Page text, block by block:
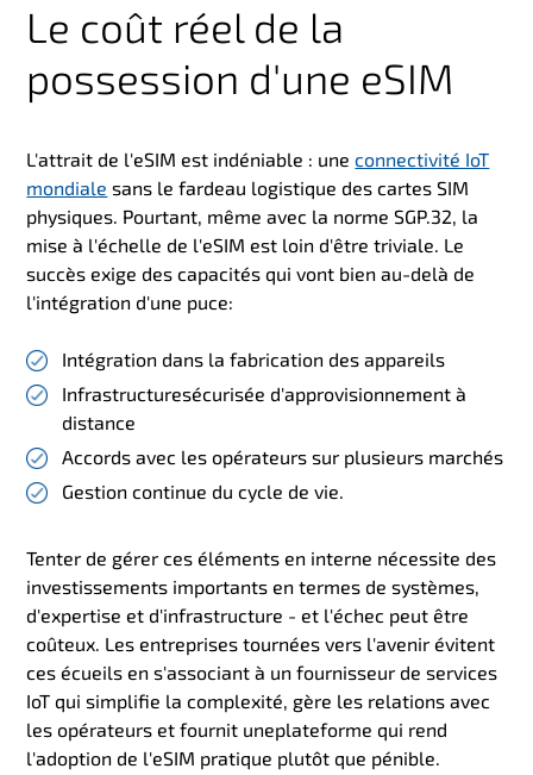
Le coût réel de la
possession d'une eSIM
L'attrait de l'eSIM est indéniable : uneconnectivité IoT
mondiale sans le fardeau logistique des cartes SIM
physiques. Pourtant, même avec la norme SGP.32, la
mise à l'échelle de l'eSIM est loin d'être triviale. Le
succès exige des capacités qui vont bien au-delà de
l'intégration d'une puce:
Intégration dans la fabrication des appareils
Infrastructuresécurisée d'approvisionnement à
distance
Accords avec les opérateurs sur plusieurs marchés
Gestion continue du cycle de vie.
Tenter de gérer ces éléments en interne nécessite des
investissements importants en termes de systèmes,
d'expertise et d'infrastructure - et l'échec peut être
coûteux. Les entreprises tournées vers l'avenir évitent
ces écueils en s'associant à un fournisseur de services
IoT qui simplifie la complexité, gère les relations avec
les opérateurs et fournit uneplateforme qui rend
l'adoption de l'eSIM pratique plutôt que pénible.